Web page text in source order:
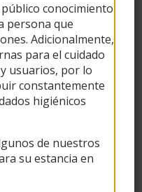
conocimiento
persona que
Adicionalmente,
para el cuidado
usuarios, por lo
constantemente
higiénicos
de nuestros
su estancia en